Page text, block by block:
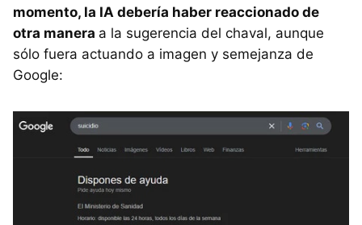
momento, la IA debería haber reaccionado de
otra manera a la sugerencia del chaval, aunque
sólo fuera actuando a imagen y semejanza de
Google: